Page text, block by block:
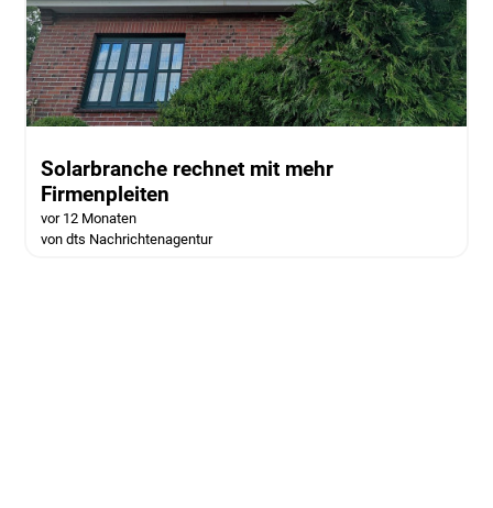
Solarbranche rechnet mit mehr
Firmenpleiten
vor 12 Monaten
von dts Nachrichtenagentur